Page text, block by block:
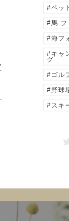
ペッ
馬
海フ
キャ
グ
ゴル
野球
スキ